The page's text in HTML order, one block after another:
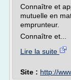
Connaître et
mutuelle en
emprunteur.
Connaître et...
Lire la suite
Site : http://